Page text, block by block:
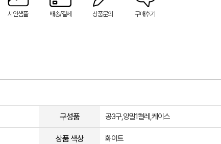
시안샘플 배송/결제 상품문의 구매후기
구성품 공3구,양말1켤레,케이스
상품 색상 화이트